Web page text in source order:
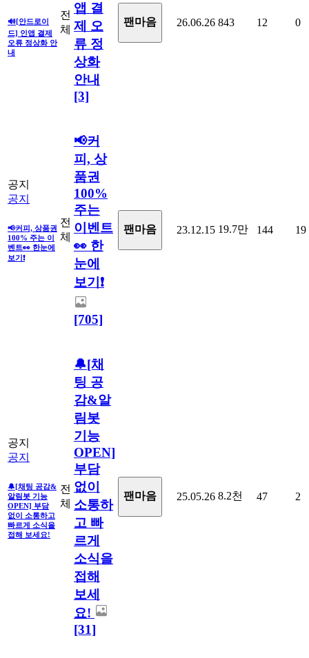
🔊[안드로이
드] 인앱 결제
오류 정상화 안
내
전
체
앱 결
제 오
류 정
상화
안내
[3]
팬마음ㅤ 26.06.26 843 12 0
공지
공지
📢커피, 상품권
100% 주는 이
벤트👀 한눈에
보기❗
전
체
📢커
피, 상
품권
100%
주는
이벤트
👀 한
눈에
보기❗
[705]
팬마음 23.12.15 19.7만 144 19
공지
공지
🔔[채팅 공감&
알림봇 기능
OPEN] 부담
없이 소통하고
빠르게 소식을
접해 보세요!
전
체
🔔[채
팅 공
감&알
림봇
기능
OPEN]
부담
없이
소통하
고 빠
르게
소식을
접해
보세
요!
[31]
팬마음 25.05.26 8.2천 47 2